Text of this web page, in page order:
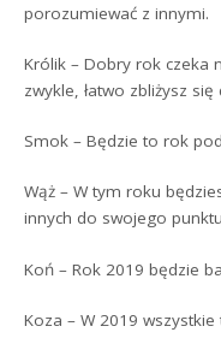
porozumiewać z innymi.
Królik – Dobry rok czeka
zwykle, łatwo zbliżysz
Smok – Będzie to rok
Wąż – W tym roku
innych do swojego
Koń – Rok 2019 będzie
Koza – W 2019